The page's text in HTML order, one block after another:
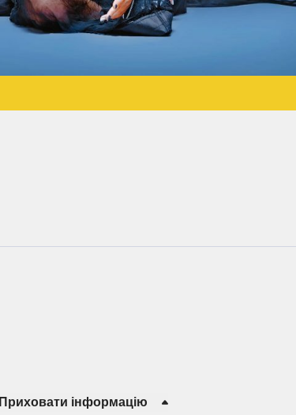
Приховати інформацію